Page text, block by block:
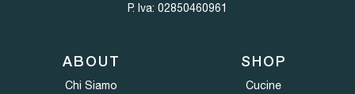
P. Iva: 02850460961
ABOUT
Chi Siamo
SHOP
Cucine